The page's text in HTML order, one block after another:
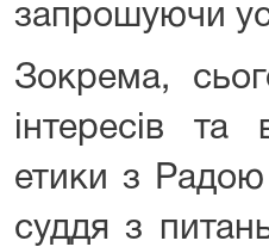
запрошуючи
Зокрема,
інтересів та
етики з Радою
суддя з